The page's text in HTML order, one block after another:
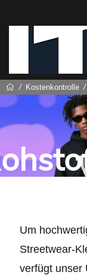
Kostenkontrolle
Um
Streetwear-
verfügt unser